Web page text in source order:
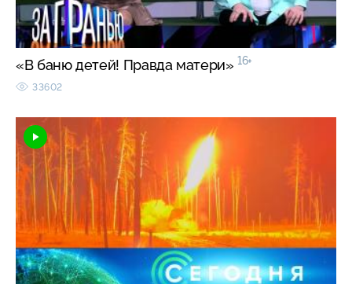
«В баню детей! Правда матери» 16+
33602